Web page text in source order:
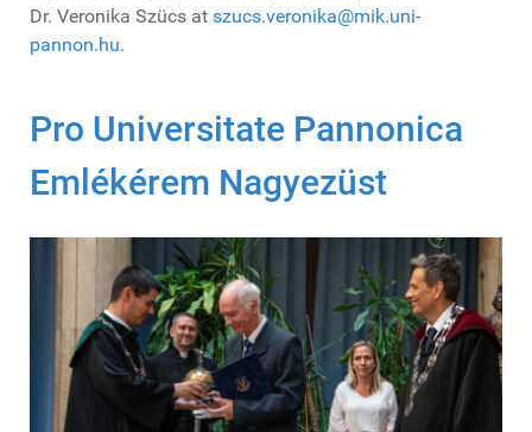
Dr. Veronika Szücs at szucs.veronika@mik.uni-
pannon.hu.
Pro Universitate Pannonica
Emlékérem Nagyezüst